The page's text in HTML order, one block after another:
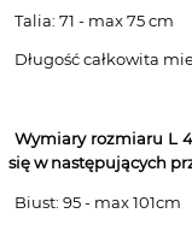
Talia: 71 - max 75 cm
Długość całkowita
Wymiary rozmiaru L
się w następujących
Biust: 95 - max 101cm